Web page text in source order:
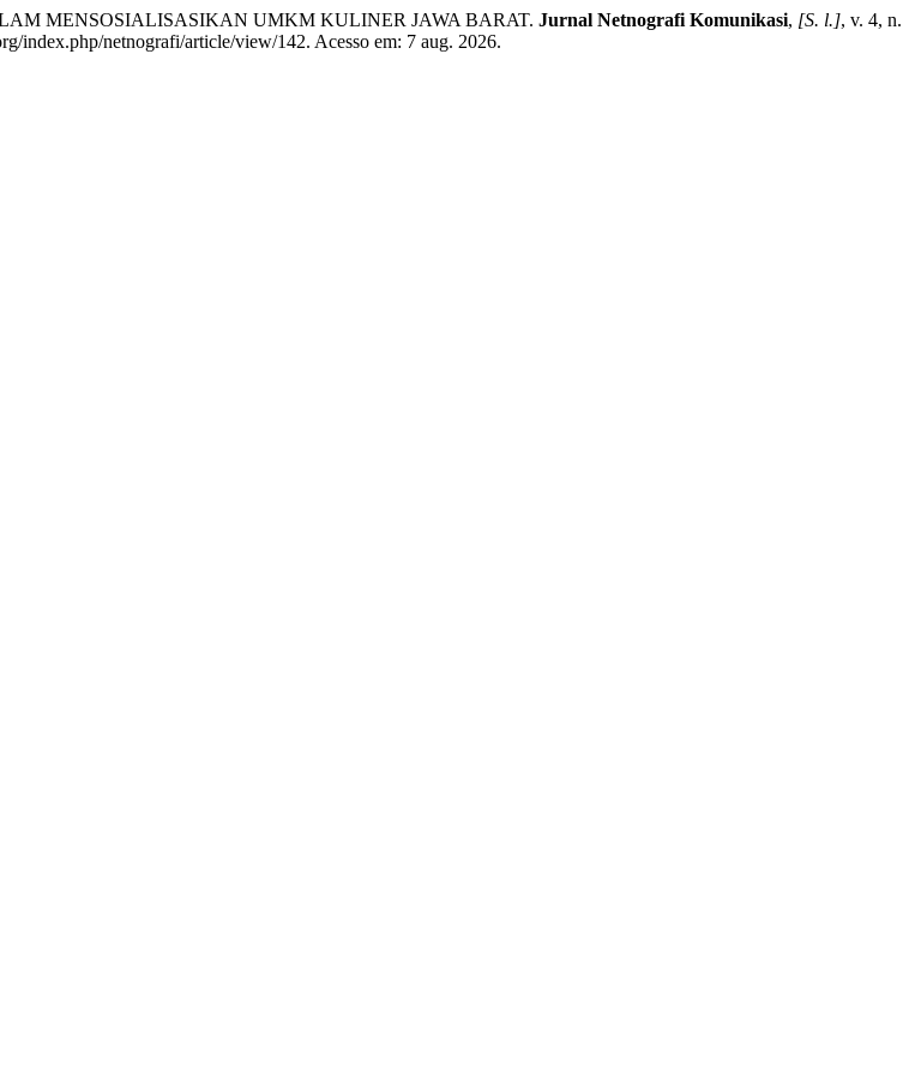
MENSOSIALISASIKAN UMKM KULINER JAWA BARAT. Jurnal Netnografi Komunikasi, [S. l.], v. 4, n.
index.php/netnografi/article/view/142. Acesso em: 7 aug. 2026.